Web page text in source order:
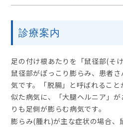
診療案内
足の付け根あたりを「鼠径部(そ
鼠径部がぽっこり膨らみ、患者
気です。「脱腸」と呼ばれること
似た病気に、「大腿ヘルニア」
りも足側が膨らむ病気です。
膨らみ(腫れ)が主な症状の場合、